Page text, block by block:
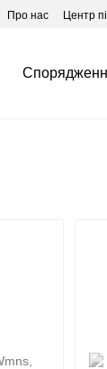
Про нас Центр